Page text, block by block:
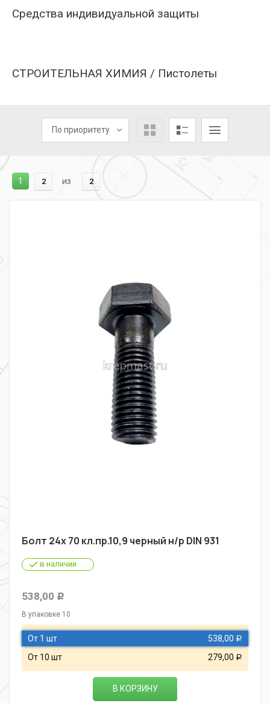
Средства индивидуальной защиты
СТРОИТЕЛЬНАЯ ХИМИЯ / Пистолеты
По приоритету
1 2 из 2
Болт 24х 70 кл.пр.10,9 черный н/р DIN 931
в наличии
538,00 Р
В упаковке 10
От 1 шт 538,00 Р
От 10 шт 279,00 Р
В КОРЗИНУ